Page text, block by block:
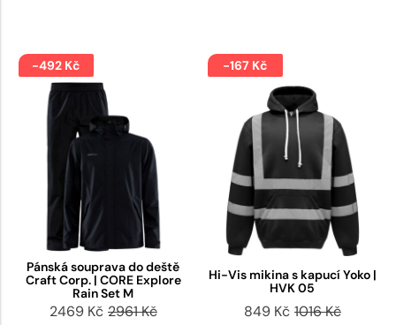
-492 Kč
Pánská souprava do deště
Craft Corp. | CORE Explore
Rain Set M
2469 Kč 2961 Kč
-167 Kč
Hi-Vis mikina s kapucí Yoko |
HVK 05
849 Kč 1016 Kč